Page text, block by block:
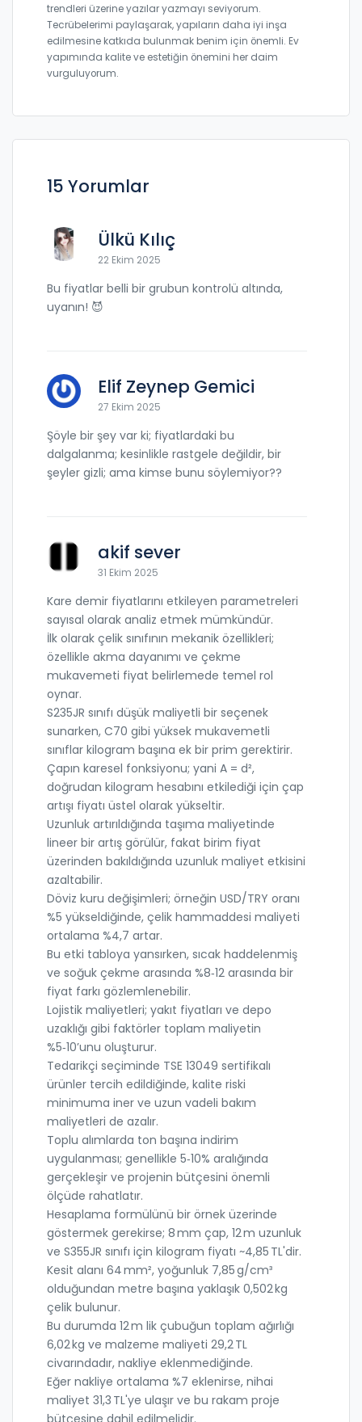
trendleri üzerine yazılar yazmayı seviyorum.
Tecrübelerimi paylaşarak, yapıların daha iyi inşa
edilmesine katkıda bulunmak benim için önemli. Ev
yapımında kalite ve estetiğin önemini her daim
vurguluyorum.
15 Yorumlar
Ülkü Kılıç
22 Ekim 2025
Bu fiyatlar belli bir grubun kontrolü altında,
uyanın! 😈
Elif Zeynep Gemici
27 Ekim 2025
Şöyle bir şey var ki; fiyatlardaki bu
dalgalanma; kesinlikle rastgele değildir, bir
şeyler gizli; ama kimse bunu söylemiyor??
akif sever
31 Ekim 2025
Kare demir fiyatlarını etkileyen parametreleri
sayısal olarak analiz etmek mümkündür.
İlk olarak çelik sınıfının mekanik özellikleri;
özellikle akma dayanımı ve çekme
mukavemeti fiyat belirlemede temel rol
oynar.
S235JR sınıfı düşük maliyetli bir seçenek
sunarken, C70 gibi yüksek mukavemetli
sınıflar kilogram başına ek bir prim gerektirir.
Çapın karesel fonksiyonu; yani A = d²,
doğrudan kilogram hesabını etkilediği için çap
artışı fiyatı üstel olarak yükseltir.
Uzunluk artırıldığında taşıma maliyetinde
lineer bir artış görülür, fakat birim fiyat
üzerinden bakıldığında uzunluk maliyet etkisini
azaltabilir.
Döviz kuru değişimleri; örneğin USD/TRY oranı
%5 yükseldiğinde, çelik hammaddesi maliyeti
ortalama %4,7 artar.
Bu etki tabloya yansırken, sıcak haddelenmiş
ve soğuk çekme arasında %8‑12 arasında bir
fiyat farkı gözlemlenebilir.
Lojistik maliyetleri; yakıt fiyatları ve depo
uzaklığı gibi faktörler toplam maliyetin
%5‑10’unu oluşturur.
Tedarikçi seçiminde TSE 13049 sertifikalı
ürünler tercih edildiğinde, kalite riski
minimuma iner ve uzun vadeli bakım
maliyetleri de azalır.
Toplu alımlarda ton başına indirim
uygulanması; genellikle 5‑10% aralığında
gerçekleşir ve projenin bütçesini önemli
ölçüde rahatlatır.
Hesaplama formülünü bir örnek üzerinde
göstermek gerekirse; 8 mm çap, 12 m uzunluk
ve S355JR sınıfı için kilogram fiyatı ~4,85 TL'dir.
Kesit alanı 64 mm², yoğunluk 7,85 g/cm³
olduğundan metre başına yaklaşık 0,502 kg
çelik bulunur.
Bu durumda 12 m lik çubuğun toplam ağırlığı
6,02 kg ve malzeme maliyeti 29,2 TL
civarındadır, nakliye eklenmediğinde.
Eğer nakliye ortalama %7 eklenirse, nihai
maliyet 31,3 TL'ye ulaşır ve bu rakam proje
bütçesine dahil edilmelidir.